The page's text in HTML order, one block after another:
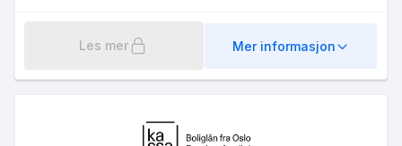
Les mer Mer informasjon